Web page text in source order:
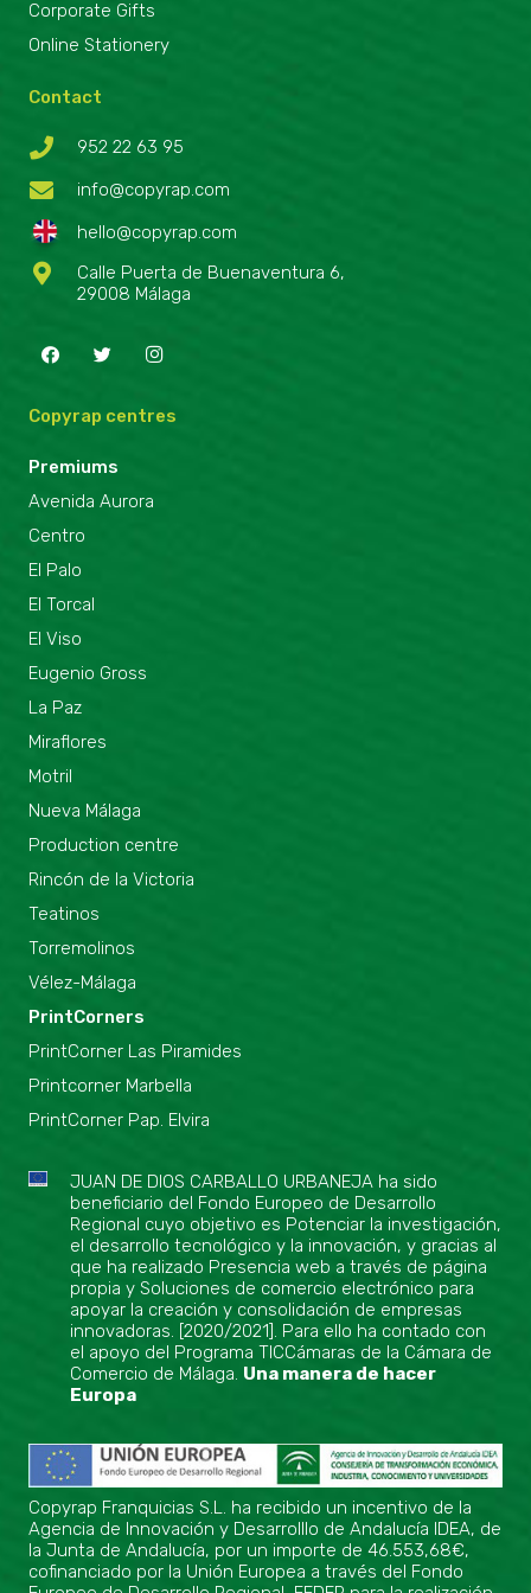
Corporate Gifts
Online Stationery
Contact
952 22 63 95
info@copyrap.com
hello@copyrap.com
Calle Puerta de Buenaventura 6,
29008 Málaga
Copyrap centres
Premiums
Avenida Aurora
Centro
El Palo
El Torcal
El Viso
Eugenio Gross
La Paz
Miraflores
Motril
Nueva Málaga
Production centre
Rincón de la Victoria
Teatinos
Torremolinos
Vélez-Málaga
PrintCorners
PrintCorner Las Piramides
Printcorner Marbella
PrintCorner Pap. Elvira
JUAN DE DIOS CARBALLO URBANEJA ha sido
beneficiario del Fondo Europeo de Desarrollo
Regional cuyo objetivo es Potenciar la investigación,
el desarrollo tecnológico y la innovación, y gracias al
que ha realizado Presencia web a través de página
propia y Soluciones de comercio electrónico para
apoyar la creación y consolidación de empresas
innovadoras. [2020/2021]. Para ello ha contado con
el apoyo del Programa TICCámaras de la Cámara de
Comercio de Málaga. Una manera de hacer
Europa
Copyrap Franquicias S.L. ha recibido un incentivo de la
Agencia de Innovación y Desarrolllo de Andalucía IDEA, de
la Junta de Andalucía, por un importe de 46.553,68€,
cofinanciado por la Unión Europea a través del Fondo